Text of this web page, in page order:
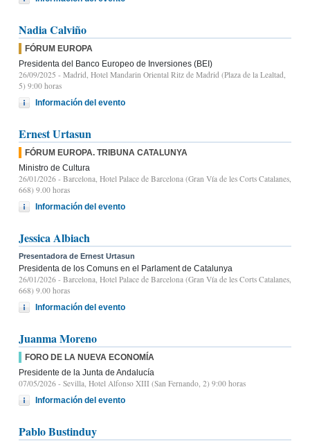
Nadia Calviño
FÓRUM EUROPA
Presidenta del Banco Europeo de Inversiones (BEI)
26/09/2025 - Madrid, Hotel Mandarin Oriental Ritz de Madrid (Plaza de la Lealtad,
5) 9:00 horas
Información del evento
Ernest Urtasun
FÓRUM EUROPA. TRIBUNA CATALUNYA
Ministro de Cultura
26/01/2026 - Barcelona, Hotel Palace de Barcelona (Gran Vía de les Corts Catalanes,
668) 9.00 horas
Información del evento
Jessica Albiach
Presentadora de Ernest Urtasun
Presidenta de los Comuns en el Parlament de Catalunya
26/01/2026 - Barcelona, Hotel Palace de Barcelona (Gran Vía de les Corts Catalanes,
668) 9.00 horas
Información del evento
Juanma Moreno
FORO DE LA NUEVA ECONOMÍA
Presidente de la Junta de Andalucía
07/05/2026 - Sevilla, Hotel Alfonso XIII (San Fernando, 2) 9:00 horas
Información del evento
Pablo Bustinduy